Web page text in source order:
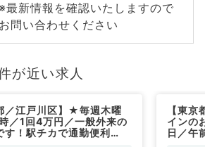
※最新情報を確認いたしますので
お問い合わせください
が近い求人
／江戸川区】★毎週木曜
／1回4万円／一般外来の
す！駅チカで通勤便利
【東
インの
日／午